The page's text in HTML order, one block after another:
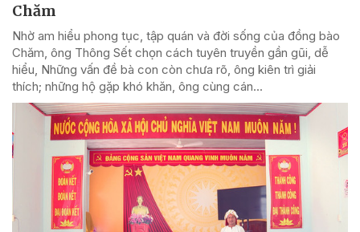
Chăm
Nhờ am hiểu phong tục, tập quán và đời sống của đồng bào
Chăm, ông Thông Sết chọn cách tuyên truyền gần gũi, dễ
hiểu, Những vấn đề bà con còn chưa rõ, ông kiên trì giải
thích; những hộ gặp khó khăn, ông cùng cán...